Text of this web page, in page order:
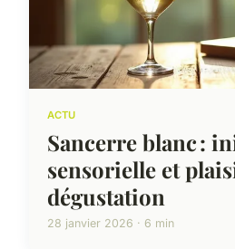
ACTU
Sancerre blanc :
sensorielle et
dégustation
28 janvier 2026 · 6 min